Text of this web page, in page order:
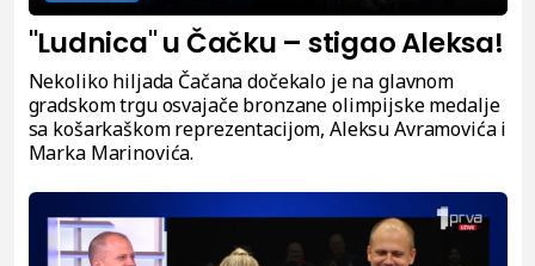
"Ludnica" u Čačku – stigao Aleksa!
Nekoliko hiljada Čačana dočekalo je na glavnom
gradskom trgu osvajače bronzane olimpijske medalje
sa košarkaškom reprezentacijom, Aleksu Avramovića i
Marka Marinovića.